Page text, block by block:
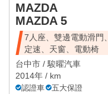
MAZDA
MAZDA 5
7人座、雙邊電動滑門、
定速、天窗、電動椅
台中市 / 駿曜汽車
2014年 / km
認證車
五大保證